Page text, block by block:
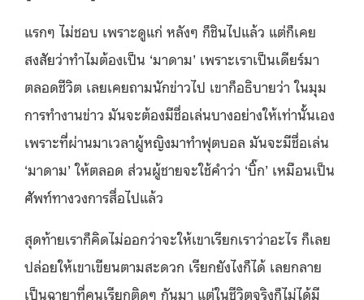
แรกๆ ไม่ชอบ เพราะดูแก่ หลังๆ ก็ชินไปแล้ว แต่ก็เคย
สงสัยว่าทำไมต้องเป็น ‘มาดาม’ เพราะเราเป็นเดียร์มา
ตลอดชีวิต เลยเคยถามนักข่าวไป เขาก็อธิบายว่า ในมุม
การทำงานข่าว มันจะต้องมีชื่อเล่นบางอย่างให้เท่านั้นเอง
เพราะที่ผ่านมาเวลาผู้หญิงมาทำฟุตบอล มันจะมีชื่อเล่น
‘มาดาม’ ให้ตลอด ส่วนผู้ชายจะใช้คำว่า ‘บิ๊ก’ เหมือนเป็น
ศัพท์ทางวงการสื่อไปแล้ว
สุดท้ายเราก็คิดไม่ออกว่าจะให้เขาเรียกเราว่าอะไร ก็เลย
ปล่อยให้เขาเขียนตามสะดวก เรียกยังไงก็ได้ เลยกลาย
เป็นฉายาที่คนเรียกติดๆ กันมา แต่ในชีวิตจริงก็ไม่ได้มี